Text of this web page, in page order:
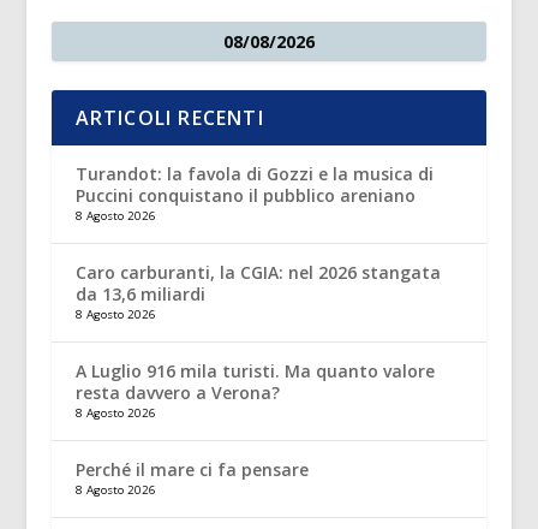
08/08/2026
ARTICOLI RECENTI
Turandot: la favola di Gozzi e la musica di
Puccini conquistano il pubblico areniano
8 Agosto 2026
Caro carburanti, la CGIA: nel 2026 stangata
da 13,6 miliardi
8 Agosto 2026
A Luglio 916 mila turisti. Ma quanto valore
resta davvero a Verona?
8 Agosto 2026
Perché il mare ci fa pensare
8 Agosto 2026